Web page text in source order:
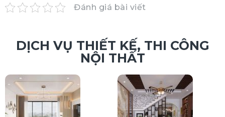
Đánh giá bài viết
DỊCH VỤ THIẾT KẾ, THI CÔNG
NỘI THẤT